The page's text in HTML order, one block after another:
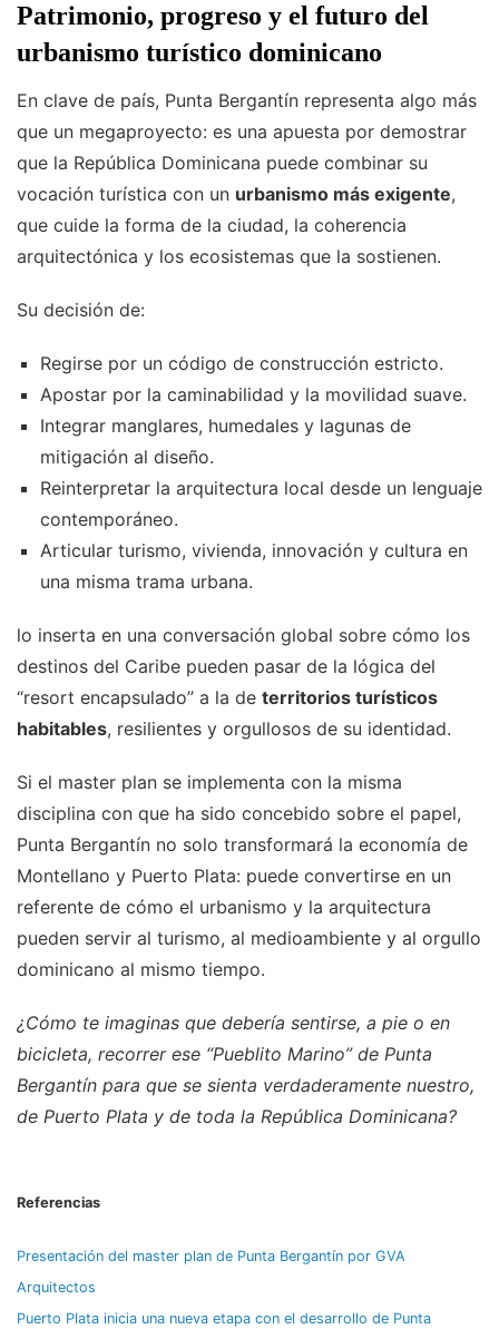
Patrimonio, progreso y el futuro del
urbanismo turístico dominicano
En clave de país, Punta Bergantín representa algo más
que un megaproyecto: es una apuesta por demostrar
que la República Dominicana puede combinar su
vocación turística con un urbanismo más exigente,
que cuide la forma de la ciudad, la coherencia
arquitectónica y los ecosistemas que la sostienen.
Su decisión de:
Regirse por un código de construcción estricto.
Apostar por la caminabilidad y la movilidad suave.
Integrar manglares, humedales y lagunas de
mitigación al diseño.
Reinterpretar la arquitectura local desde un lenguaje
contemporáneo.
Articular turismo, vivienda, innovación y cultura en
una misma trama urbana.
lo inserta en una conversación global sobre cómo los
destinos del Caribe pueden pasar de la lógica del
“resort encapsulado” a la de territorios turísticos
habitables, resilientes y orgullosos de su identidad.
Si el master plan se implementa con la misma
disciplina con que ha sido concebido sobre el papel,
Punta Bergantín no solo transformará la economía de
Montellano y Puerto Plata: puede convertirse en un
referente de cómo el urbanismo y la arquitectura
pueden servir al turismo, al medioambiente y al orgullo
dominicano al mismo tiempo.
¿Cómo te imaginas que debería sentirse, a pie o en
bicicleta, recorrer ese “Pueblito Marino” de Punta
Bergantín para que se sienta verdaderamente nuestro,
de Puerto Plata y de toda la República Dominicana?
Referencias
Presentación del master plan de Punta Bergantín por GVA
Arquitectos
Puerto Plata inicia una nueva etapa con el desarrollo de Punta